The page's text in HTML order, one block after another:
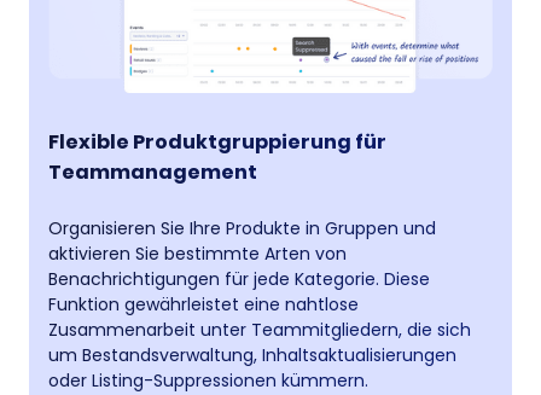
Flexible Produktgruppierung für
Teammanagement
Organisieren Sie Ihre Produkte in Gruppen und
aktivieren Sie bestimmte Arten von
Benachrichtigungen für jede Kategorie. Diese
Funktion gewährleistet eine nahtlose
Zusammenarbeit unter Teammitgliedern, die sich
um Bestandsverwaltung, Inhaltsaktualisierungen
oder Listing-Suppressionen kümmern.